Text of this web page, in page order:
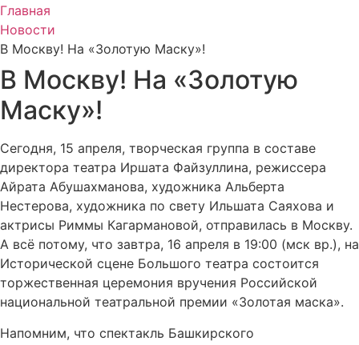
Главная
Новости
В Москву! На «Золотую Маску»!
В Москву! На «Золотую
Маску»!
Сегодня, 15 апреля, творческая группа в составе
директора театра Иршата Файзуллина, режиссера
Айрата Абушахманова, художника Альберта
Нестерова, художника по свету Ильшата Саяхова и
актрисы Риммы Кагармановой, отправилась в Москву.
А всё потому, что завтра, 16 апреля в 19:00 (мск вр.), на
Исторической сцене Большого театра состоится
торжественная церемония вручения Российской
национальной театральной премии «Золотая маска».
Напомним, что спектакль Башкирского